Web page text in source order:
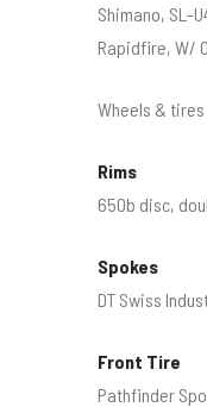
Shimano, SL-
Rapidfire, W/
Wheels & tires
Rims
650b disc,
Spokes
DT Swiss
Front Tire
Pathfinder